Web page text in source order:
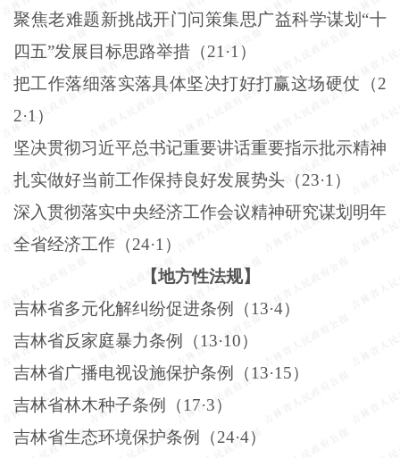
聚焦老难题新挑战开门问策集思广益科学谋划“十
四五”发展目标思路举措（21 ·1 ）
把工作落细落实落具体坚决打好打赢这场硬仗（2
2·1 ）
坚决贯彻习近平总书记重要讲话重要指示批示精神
扎实做好当前工作保持良好发展势头（23·1 ）
深入贯彻落实中央经济工作会议精神研究谋划明年
全省经济工作（24·1 ）
【地方性法规】
吉林省多元化解纠纷促进条例（13·4）
吉林省反家庭暴力条例（13·10）
吉林省广播电视设施保护条例（13·15）
吉林省林木种子条例（17·3）
吉林省生态环境保护条例（24·4）